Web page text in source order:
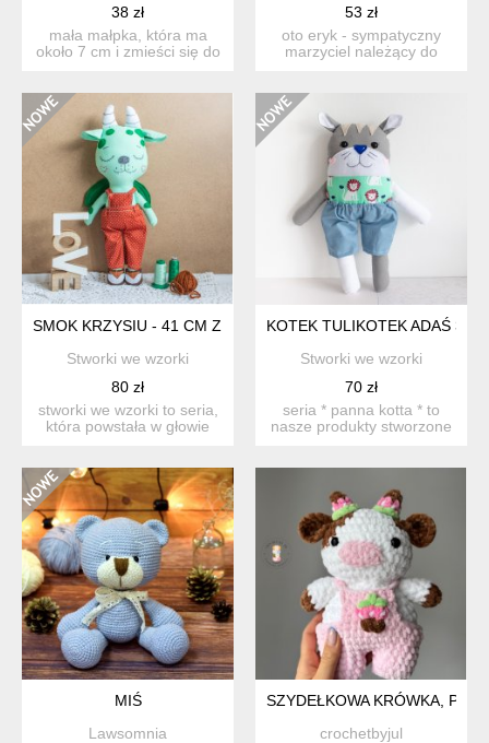
38 zł
mała małpka, która ma
około 7 cm i zmieści się do
53 zł
oto eryk - sympatyczny
marzyciel należący do
SMOK KRZYSIU - 41 CM ZESTAW UBRANEK
Stworki we wzorki
80 zł
stworki we wzorki to seria,
która powstała w głowie
KOTEK TULIKOTEK ADAŚ 39
Stworki we wzorki
70 zł
seria * panna kotta * to
nasze produkty stworzone
MIŚ
Lawsomnia
SZYDEŁKOWA KRÓWKA,
crochetbyjul